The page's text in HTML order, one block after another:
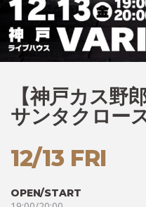
【神戸カス野
サンタクロース
12/13 FRI
OPEN/START